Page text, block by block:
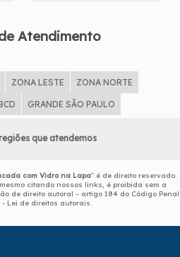
Atendimento
ZONA LESTE ZONA NORTE
GRANDE SÃO PAULO
que atendemos
com Vidro na Lapa" é de direito reservado.
citando nossos links, é proibida sem a
de direito autoral – artigo 184 do Código Penal
- Lei de direitos autorais.